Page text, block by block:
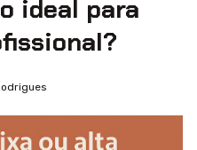
ideal para